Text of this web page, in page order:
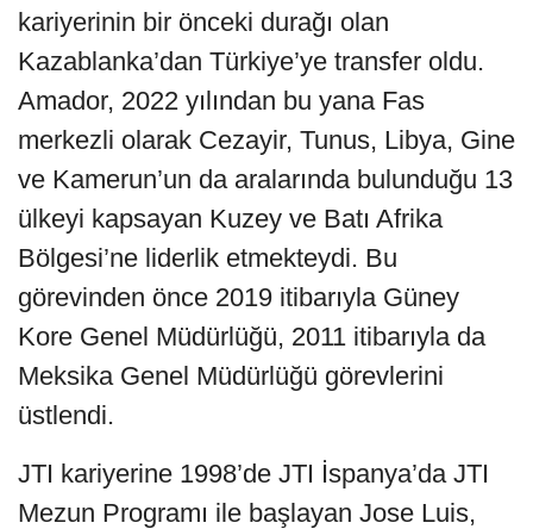
kariyerinin bir önceki durağı olan
Kazablanka’dan Türkiye’ye transfer oldu.
Amador, 2022 yılından bu yana Fas
merkezli olarak Cezayir, Tunus, Libya, Gine
ve Kamerun’un da aralarında bulunduğu 13
ülkeyi kapsayan Kuzey ve Batı Afrika
Bölgesi’ne liderlik etmekteydi. Bu
görevinden önce 2019 itibarıyla Güney
Kore Genel Müdürlüğü, 2011 itibarıyla da
Meksika Genel Müdürlüğü görevlerini
üstlendi.
JTI kariyerine 1998’de JTI İspanya’da JTI
Mezun Programı ile başlayan Jose Luis,